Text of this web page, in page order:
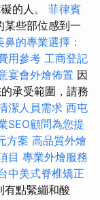
的人。 菲律賓
某些部位感到一
鼻的專業選擇：
用參考 工商登記
宴會外燴佈置 因
承受範圍，請務
潔人員需求 西屯
SEO顧問為您提
方案 高品質外燴
目 專業外燴服務
中美式脊椎矯正
有點緊繃和酸